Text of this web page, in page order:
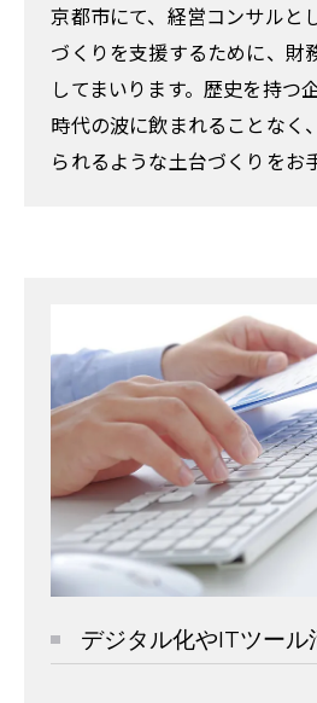
京都市にて、経営コンサルと
づくりを支援するために、財
してまいります。歴史を持つ
時代の波に飲まれることなく
られるような土台づくりをお
デジタル化やITツール